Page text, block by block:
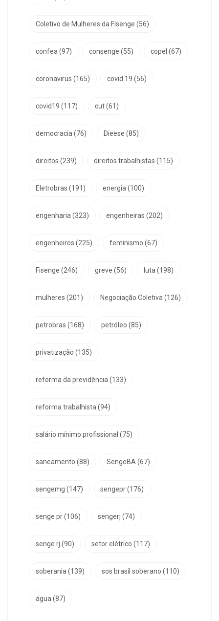
Coletivo de Mulheres da Fisenge (56)
confea (97) consenge (55) copel (67)
coronavirus (165) covid 19 (56)
covid19 (117) cut(61)
democracia (76) Dieese (85)
direitos (239) direitos trabalhistas (115)
Eletrobras (191) energia (100)
engenharia (323) engenheiras (202)
engenheiros (225) feminismo (67)
Fisenge (246) greve (56) luta (198)
mulheres (201) Negociação Coletiva (126)
petrobras (168) petróleo (85)
privatização (135)
reforma da previdência (133)
reforma trabalhista (94)
salário mínimo profissional (75)
saneamento (88) SengeBA (67)
sengemg (147) sengepr(176)
senge pr(106) sengerj (74)
senge rj (90) setor elétrico (117)
soberania (139) sos brasil soberano (110)
água (87)